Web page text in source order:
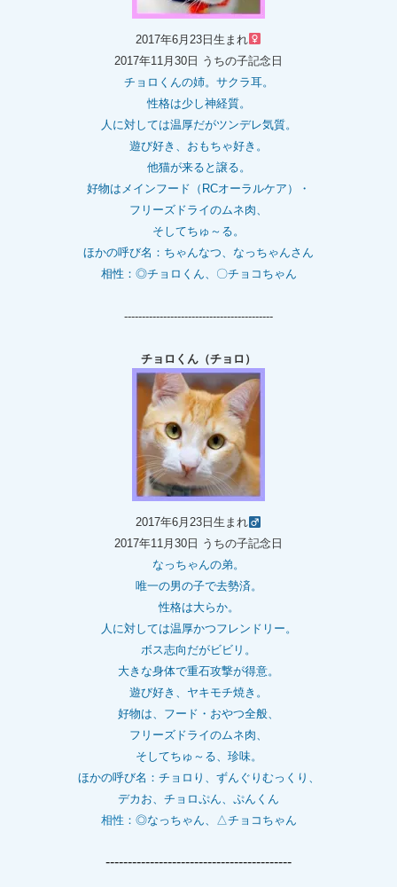
2017年6月23日生まれ
2017年11月30日 うちの子記念日
チョロくんの姉。 サクラ耳。
性格は少し神経質。
人に対しては温厚だがツンデレ気質。
遊び好き、おもちゃ好き。
他猫が来ると譲る。
好物はメインフード（RCオーラルケア）・
フリーズドライのムネ肉、
そしてちゅ～る。
ほかの呼び名：ちゃんなつ、なっちゃんさん
相性：◎チョロくん、〇チョコちゃん
------------------------------------------
チョロくん（チョロ）
2017年6月23日生まれ
2017年11月30日 うちの子記念日
なっちゃんの弟。
唯一の男の子で去勢済。
性格は大らか。
人に対しては温厚かつフレンドリー。
ボス志向だがビビリ。
大きな身体で重石攻撃が得意。
遊び好き、ヤキモチ焼き。
好物は、フード・おやつ全般、
フリーズドライのムネ肉、
そしてちゅ～る、珍味。
ほかの呼び名：チョロり、ずんぐりむっくり、
デカお、チョロぷん、ぷんくん
相性： ◎なっちゃん、△チョコちゃん
------------------------------------------